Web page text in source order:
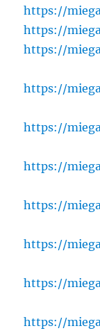
https://
https://
https://
https://
https://
https://
https://
https://
https://
https://